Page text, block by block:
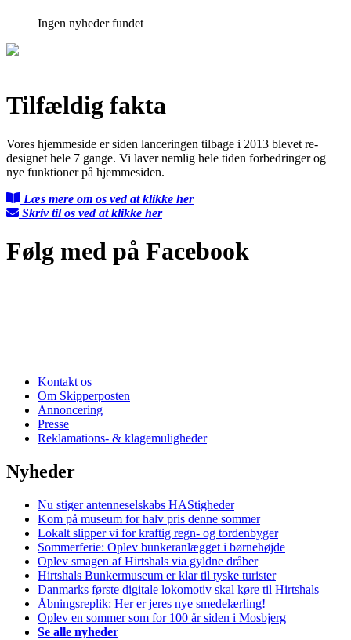
Ingen nyheder fundet
Tilfældig fakta
Vores hjemmeside er siden lanceringen tilbage i 2013 blevet re-
designet hele 7 gange. Vi laver nemlig hele tiden forbedringer og
nye funktioner på hjemmesiden.
Læs mere om os ved at klikke her
Skriv til os ved at klikke her
Følg med på Facebook
Kontakt os
Om Skipperposten
Annoncering
Presse
Reklamations- & klagemuligheder
Nyheder
Nu stiger antenneselskabs HAStigheder
Kom på museum for halv pris denne sommer
Lokalt slipper vi for kraftig regn- og tordenbyger
Sommerferie: Oplev bunkeranlægget i børnehøjde
Oplev smagen af Hirtshals via gyldne dråber
Hirtshals Bunkermuseum er klar til tyske turister
Danmarks første digitale lokomotiv skal køre til Hirtshals
Åbningsreplik: Her er jeres nye smedelærling!
Oplev en sommer som for 100 år siden i Mosbjerg
Se alle nyheder